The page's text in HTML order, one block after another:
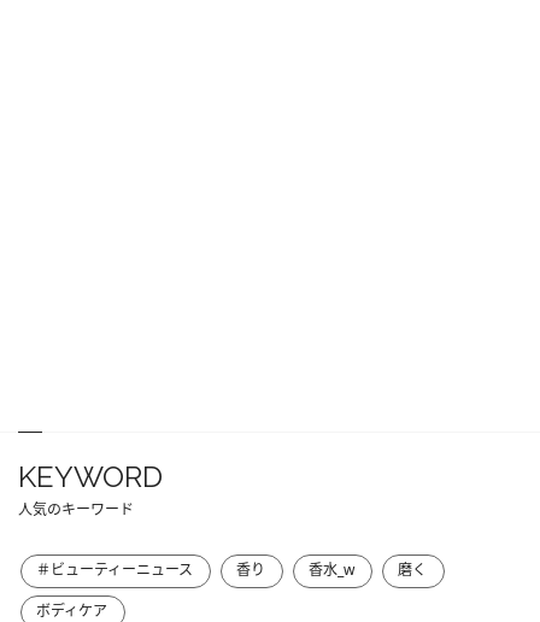
KEYWORD
人気のキーワード
＃ビューティーニュース 香り 香水_w
磨く
ボディケア